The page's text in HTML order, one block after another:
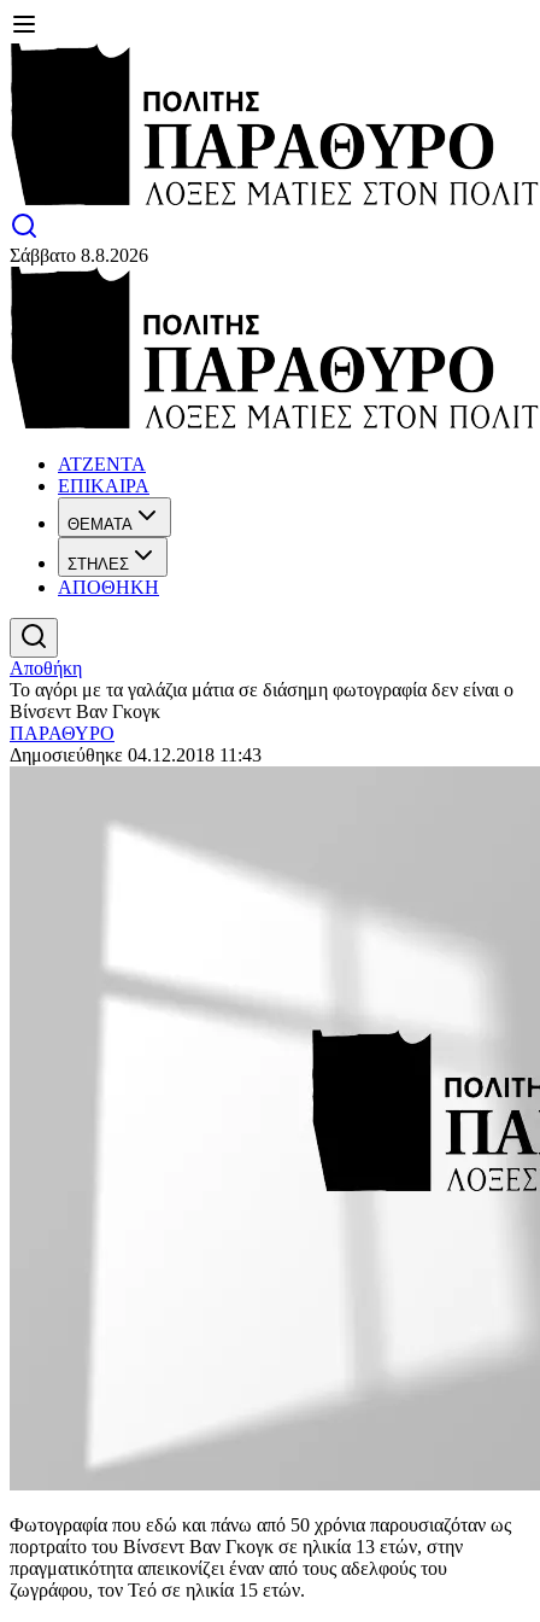
Σάββατο 8.8.2026
ΑΤΖΕΝΤΑ
ΕΠΙΚΑΙΡΑ
ΘΕΜΑΤΑ
ΣΤΗΛΕΣ
ΑΠΟΘΗΚΗ
Αποθήκη
Το αγόρι με τα γαλάζια μάτια σε διάσημη φωτογραφία δεν είναι ο
Βίνσεντ Βαν Γκογκ
ΠΑΡΑΘΥΡΟ
Δημοσιεύθηκε 04.12.2018 11:43
Φωτογραφία που εδώ και πάνω από 50 χρόνια παρουσιαζόταν ως
πορτραίτο του Βίνσεντ Βαν Γκογκ σε ηλικία 13 ετών, στην
πραγματικότητα απεικονίζει έναν από τους αδελφούς του
ζωγράφου, τον Τεό σε ηλικία 15 ετών.